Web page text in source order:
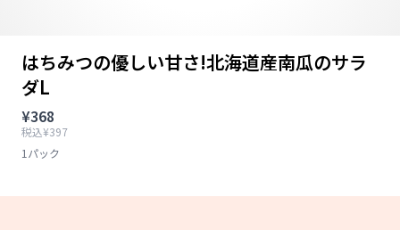
はちみつの優しい甘さ!北海道産南瓜のサラ
ダL
¥368
税込¥397
1パック